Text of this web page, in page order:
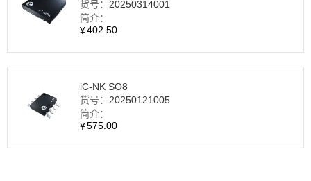
货号： 20250314001
简介：
¥402.50
iC-NK SO8
货号： 20250121005
简介：
¥575.00